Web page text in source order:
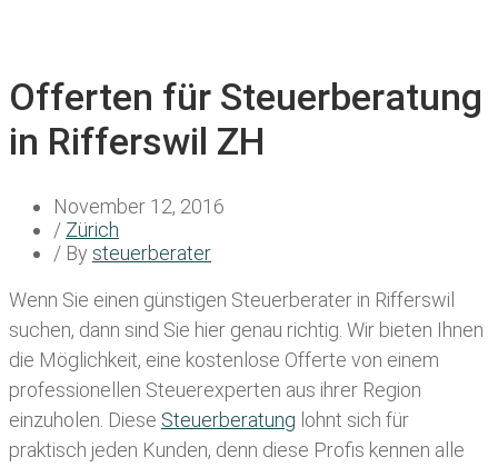
Offerten für Steuerberatung
in Rifferswil ZH
November 12, 2016
/ Zürich
/ By steuerberater
Wenn Sie einen günstigen Steuerberater in Rifferswil
suchen, dann sind Sie hier genau richtig. Wir bieten Ihnen
die Möglichkeit, eine kostenlose Offerte von einem
professionellen Steuerexperten aus ihrer Region
einzuholen. Diese Steuerberatung lohnt sich für
praktisch jeden Kunden, denn diese Profis kennen alle